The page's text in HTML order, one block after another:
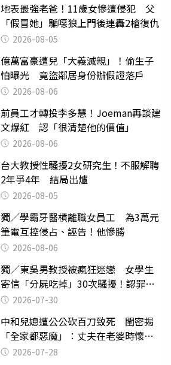
地表最強老爸！11歲女慘遭侵犯 父
「假冒她」騙噁狼上門後連轟2槍復仇
2026-08-05
億萬富豪遭兒「大義滅親」！偷生子
怕曝光 竟盜鄰居身份辦假證落戶
2026-08-06
前員工才轉投李多慧！Joeman再談建
文爆紅 認「很清楚他的價值」
2026-08-06
台大教授性騷擾2女研究生！不服解聘
2年爭4年 結局出爐
2026-08-05
獨／學霸牙醫槓離職女員工 為3萬元
筆電互控侵占、誣告！他慘勝
2026-08-06
獨／東吳男教授被瘋狂迷戀 女學生
寄信「分屍吃掉」30次騷擾！認罪免
關 2026-07-30
中和兒媳遭公公砍百刀致死 閨密揭
「全家都惡魔」：丈夫在老婆時懷孕
摔東西
2026-07-28